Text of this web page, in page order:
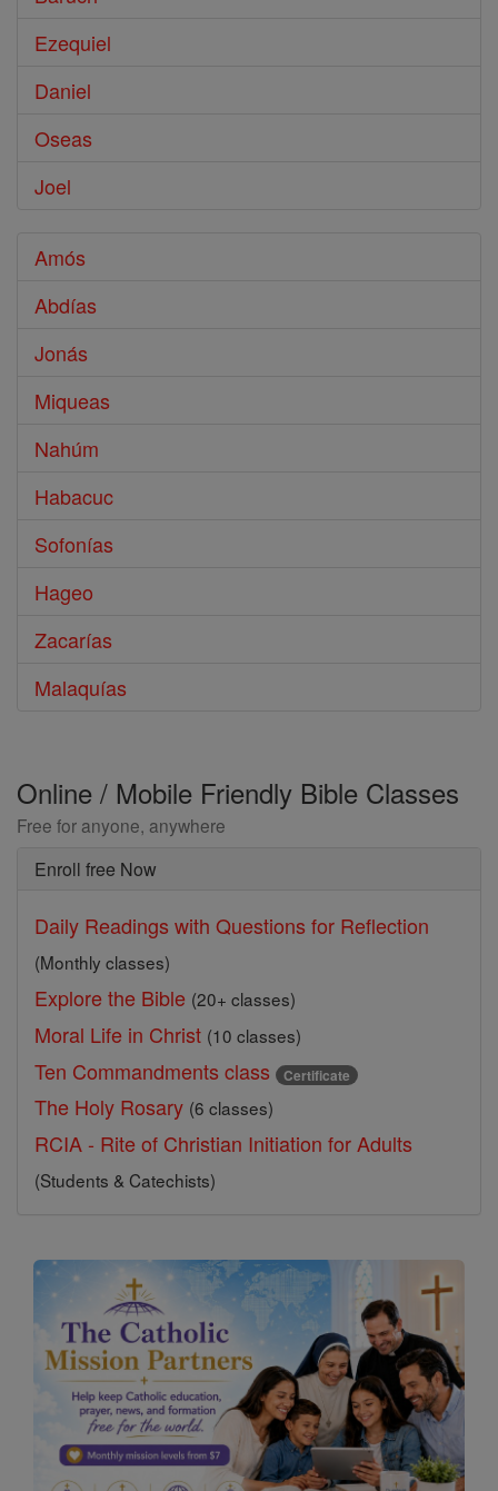
Ezequiel
Daniel
Oseas
Joel
Amós
Abdías
Jonás
Miqueas
Nahúm
Habacuc
Sofonías
Hageo
Zacarías
Malaquías
Online / Mobile Friendly Bible Classes
Free for anyone, anywhere
Enroll free Now
Daily Readings with Questions for Reflection
(Monthly classes)
Explore the Bible (20+ classes)
Moral Life in Christ (10 classes)
Ten Commandments class Certificate
The Holy Rosary (6 classes)
RCIA - Rite of Christian Initiation for Adults
(Students & Catechists)